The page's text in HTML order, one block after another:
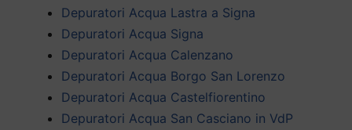
Depuratori Acqua Lastra a Signa
Depuratori Acqua Signa
Depuratori Acqua Calenzano
Depuratori Acqua Borgo San Lorenzo
Depuratori Acqua Castelfiorentino
Depuratori Acqua San Casciano in VdP